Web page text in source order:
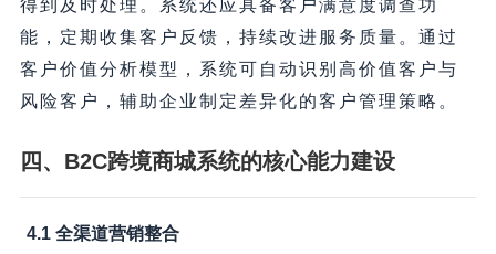
得到及时处理。系统还应具备客户满意度调查功
能，定期收集客户反馈，持续改进服务质量。通过
客户价值分析模型，系统可自动识别高价值客户与
风险客户，辅助企业制定差异化的客户管理策略。
四、B2C跨境商城系统的核心能力建设
4.1 全渠道营销整合